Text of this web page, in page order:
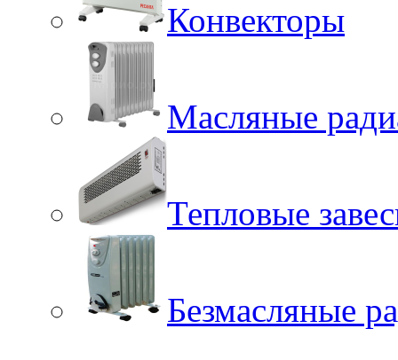
Конвекторы
Масляные
Тепловые
Безмасляные